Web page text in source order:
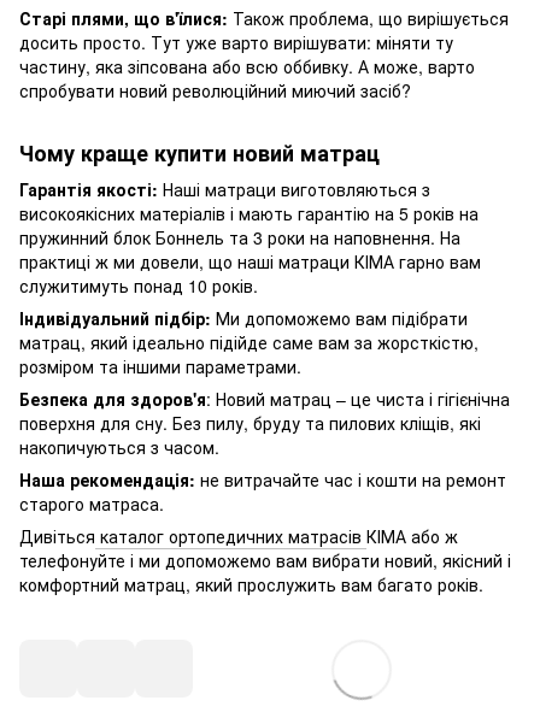
Старі плями, що в'їлися: Також проблема, що вирішується
досить просто. Тут уже варто вирішувати: міняти ту
частину, яка зіпсована або всю оббивку. А може, варто
спробувати новий революційний миючий засіб?
Чому краще купити новий матрац
Гарантія якості: Наші матраци виготовляються з
високоякісних матеріалів і мають гарантію на 5 років на
пружинний блок Боннель та 3 роки на наповнення. На
практиці ж ми довели, що наші матраци КІМА гарно вам
служитимуть понад 10 років.
Індивідуальний підбір: Ми допоможемо вам підібрати
матрац, який ідеально підійде саме вам за жорсткістю,
розміром та іншими параметрами.
Безпека для здоров'я: Новий матрац – це чиста і гігієнічна
поверхня для сну. Без пилу, бруду та пилових кліщів, які
накопичуються з часом.
Наша рекомендація: не витрачайте час і кошти на ремонт
старого матраса.
Дивіться каталог ортопедичних матрасів КІМА або ж
телефонуйте і ми допоможемо вам вибрати новий, якісний і
комфортний матрац, який прослужить вам багато років.